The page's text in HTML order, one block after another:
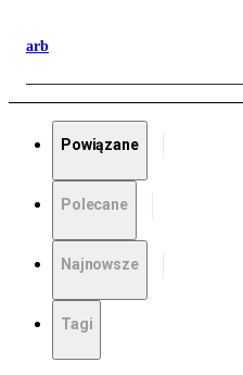
arb
Powiązane
Polecane
Najnowsze
Tagi